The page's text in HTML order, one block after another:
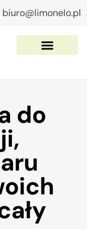
biuro@limonelo.pl
do